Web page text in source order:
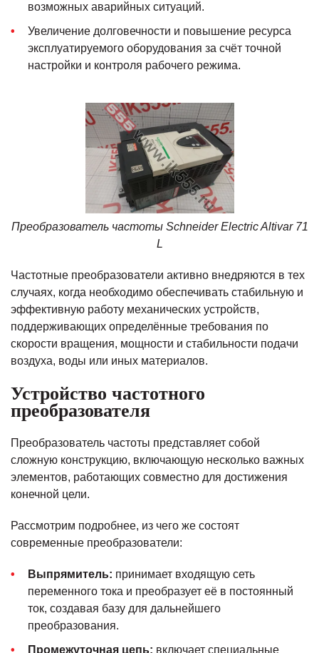
возможных аварийных ситуаций.
Увеличение долговечности и повышение ресурса
эксплуатируемого оборудования за счёт точной
настройки и контроля рабочего режима.
Преобразователь частоты Schneider Electric Altivar 71
L
Частотные преобразователи активно внедряются в тех
случаях, когда необходимо обеспечивать стабильную и
эффективную работу механических устройств,
поддерживающих определённые требования по
скорости вращения, мощности и стабильности подачи
воздуха, воды или иных материалов.
Устройство частотного
преобразователя
Преобразователь частоты представляет собой
сложную конструкцию, включающую несколько важных
элементов, работающих совместно для достижения
конечной цели.
Рассмотрим подробнее, из чего же состоят
современные преобразователи:
Выпрямитель: принимает входящую сеть
переменного тока и преобразует её в постоянный
ток, создавая базу для дальнейшего
преобразования.
Промежуточная цепь: включает специальные